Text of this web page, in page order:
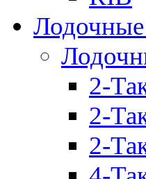
2-
2-
2-